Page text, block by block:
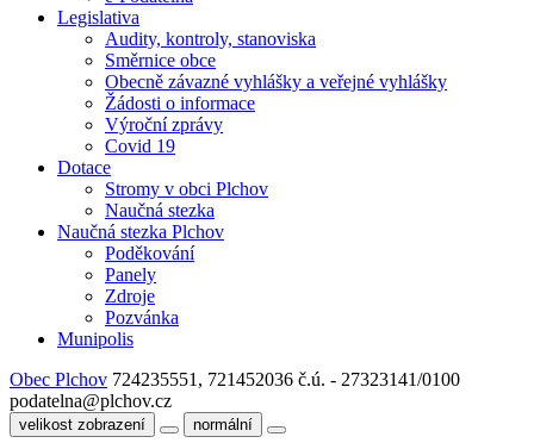
Legislativa
Audity, kontroly, stanoviska
Směrnice obce
Obecně závazné vyhlášky a veřejné vyhlášky
Žádosti o informace
Výroční zprávy
Covid 19
Dotace
Stromy v obci Plchov
Naučná stezka
Naučná stezka Plchov
Poděkování
Panely
Zdroje
Pozvánka
Munipolis
Obec Plchov 724235551, 721452036 č.ú. - 27323141/0100
podatelna@plchov.cz
velikost zobrazení normální